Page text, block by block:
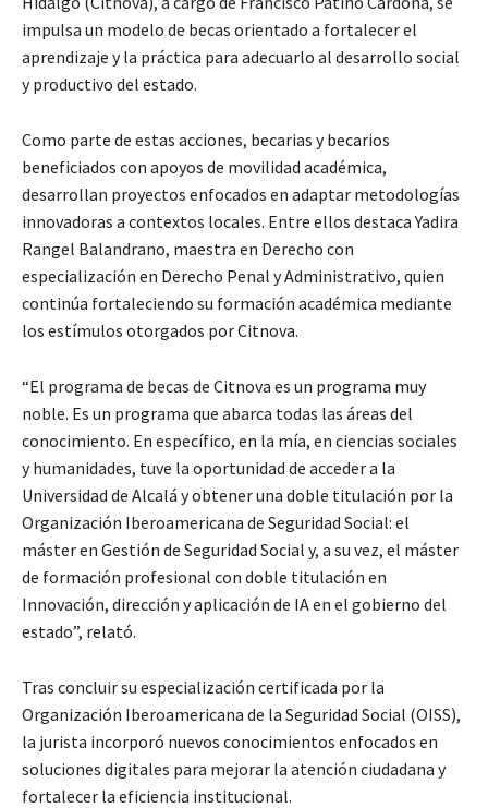
impulsa un modelo de becas orientado a fortalecer el
aprendizaje y la práctica para adecuarlo al desarrollo social
y productivo del estado.
Como parte de estas acciones, becarias y becarios
beneficiados con apoyos de movilidad académica,
desarrollan proyectos enfocados en adaptar metodologías
innovadoras a contextos locales. Entre ellos destaca Yadira
Rangel Balandrano, maestra en Derecho con
especialización en Derecho Penal y Administrativo, quien
continúa fortaleciendo su formación académica mediante
los estímulos otorgados por Citnova.
“El programa de becas de Citnova es un programa muy
noble. Es un programa que abarca todas las áreas del
conocimiento. En específico, en la mía, en ciencias sociales
y humanidades, tuve la oportunidad de acceder a la
Universidad de Alcalá y obtener una doble titulación por la
Organización Iberoamericana de Seguridad Social: el
máster en Gestión de Seguridad Social y, a su vez, el máster
de formación profesional con doble titulación en
Innovación, dirección y aplicación de IA en el gobierno del
estado”, relató.
Tras concluir su especialización certificada por la
Organización Iberoamericana de la Seguridad Social (OISS),
la jurista incorporó nuevos conocimientos enfocados en
soluciones digitales para mejorar la atención ciudadana y
fortalecer la eficiencia institucional.